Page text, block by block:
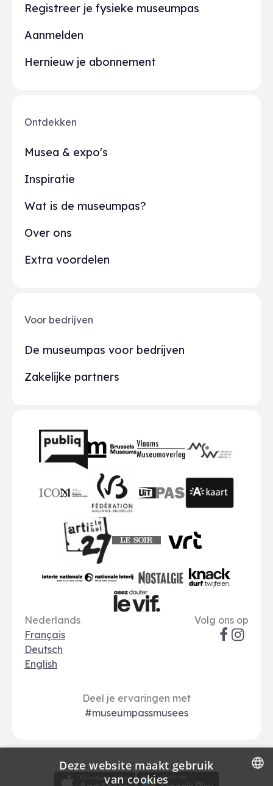
Ontdekken
Musea & expo's
Inspiratie
Wat is de museumpas?
Over ons
Extra voordelen
Voor bedrijven
De museumpas voor bedrijven
Zakelijke partners
Registreer je fysieke museumpas
Aanmelden
Hernieuw je abonnement
Partners
FWB
Art 27
Nostalgie
Taal opties
Nederlands
Français
Deutsch
English
Sociale
Volg ons op
Deel je ervaringen met
#museumpassmusees
Download
Download de museumpas-app
Betalingsopties
Deze website maakt gebruik
van cookies